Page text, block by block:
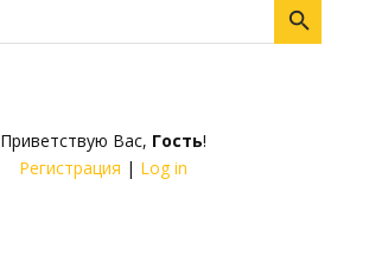
Приветствую Вас, Гость!
Регистрация | Log in